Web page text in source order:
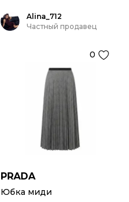
Alina_712
Частный продавец
0
PRADA
Юбка миди